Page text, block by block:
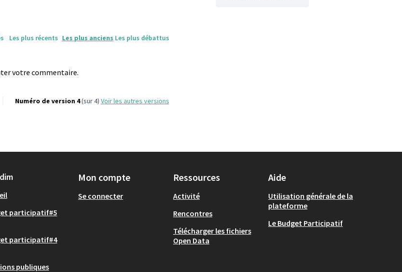
Les plus récents Les plus anciens Les plus débattus
votre commentaire.
Numéro de version 4(sur 4) voir les autres versions
participatif#5
participatif#4
publiques
Mon compte
Se connecter
Ressources
Activité
Rencontres
Télécharger les fichiers
Open Data
Aide
Utilisation générale de la
plateforme
Le Budget Participatif